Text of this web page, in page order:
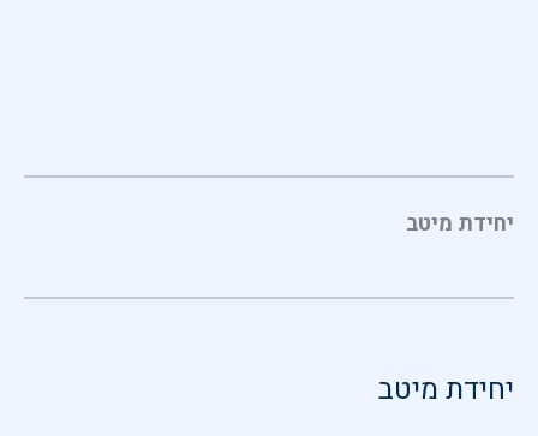
יחידת מיטב
יחידת מיטב